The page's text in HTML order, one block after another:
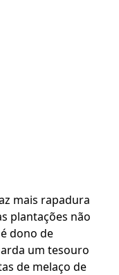
mais rapadura
plantações não
dono de
um tesouro
de melaço de